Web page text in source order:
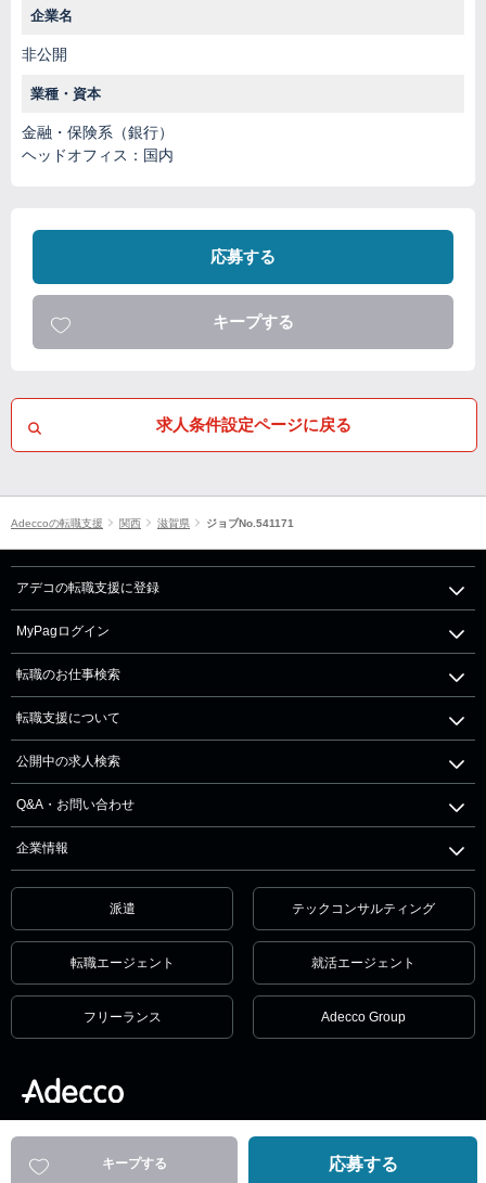
企業名
非公開
業種・資本
金融・保険系（銀行）
ヘッドオフィス：国内
応募する
キープする
応募する
キープする
求人条件設定ページに戻る
Adeccoの転職支援 関西 滋賀県 ジョブNo.541171
アデコの転職支援に登録
MyPagログイン
転職のお仕事検索
転職支援について
公開中の求人検索
Q&A・お問い合わせ
企業情報
派遣 テックコンサルティング
転職エージェント 就活エージェント
フリーランス Adecco Group